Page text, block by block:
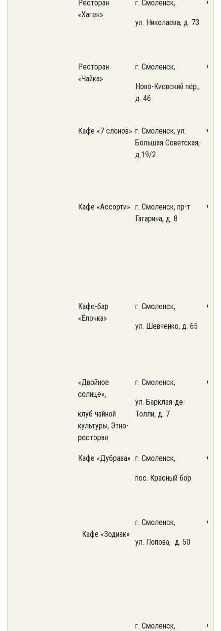
Ресторан
«Хаген»
г. Смоленск,
ул. Николаева, д. 73
Ресторан
«Чайка»
г. Смоленск,
Ново-Киевский пер.,
д. 4б
Кафе «7 слонов» г. Смоленск, ул.
Большая Советская,
д.19/2
Кафе «Ассорти» г. Смоленск, пр-т
Гагарина, д. 8
Кафе-бар
«Ёлочка»
г. Смоленск,
ул. Шевченко, д. 65
«Двойное
солнце»,
клуб чайной
культуры, Этно-
ресторан
г. Смоленск,
ул. Барклая-де-
Толли, д. 7
Кафе «Дубрава» г. Смоленск,
пос. Красный бор
Кафе «Зодиак»
г. Смоленск,
ул. Попова, д. 50
г. Смоленск,